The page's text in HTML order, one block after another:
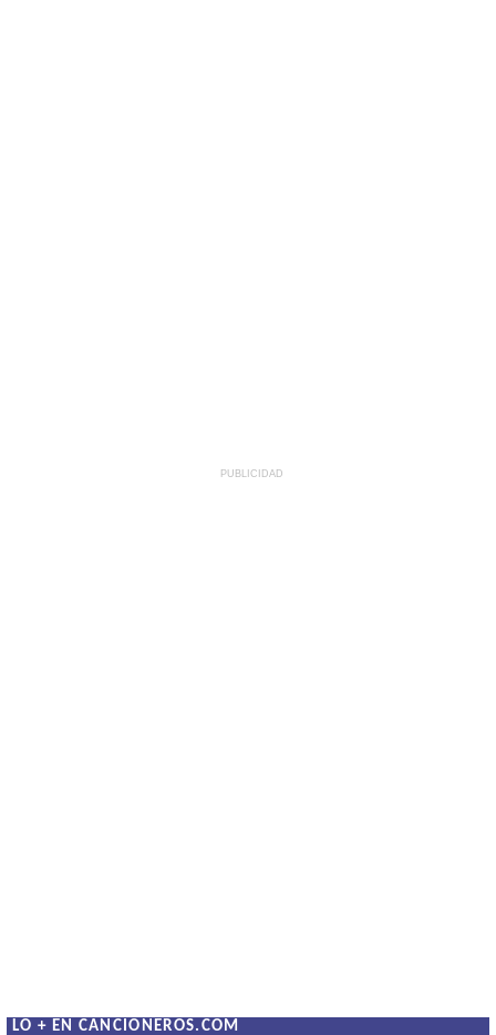
PUBLICIDAD
LO + EN CANCIONEROS.COM